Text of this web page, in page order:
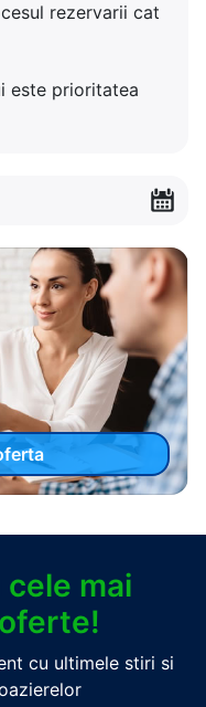
rezervarii cat
este prioritatea
cele mai
cu ultimele stiri si